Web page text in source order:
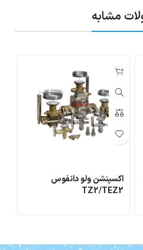
مشابه
اکسپنشن ولو دانفوس
TZ2/TEZ2